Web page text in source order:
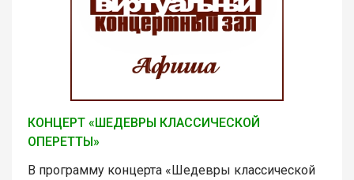
КОНЦЕРТ «ШЕДЕВРЫ КЛАССИЧЕСКОЙ
ОПЕРЕТТЫ»
В программу концерта «Шедевры классической